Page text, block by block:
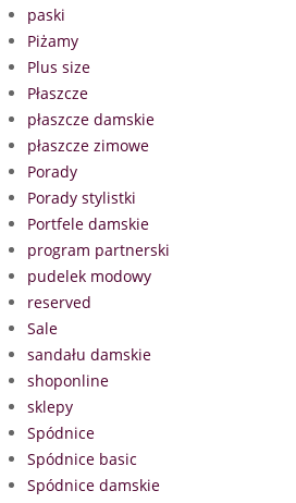
paski
Piżamy
Plus size
Płaszcze
płaszcze damskie
płaszcze zimowe
Porady
Porady stylistki
Portfele damskie
program partnerski
pudelek modowy
reserved
Sale
sandału damskie
shoponline
sklepy
Spódnice
Spódnice basic
Spódnice damskie